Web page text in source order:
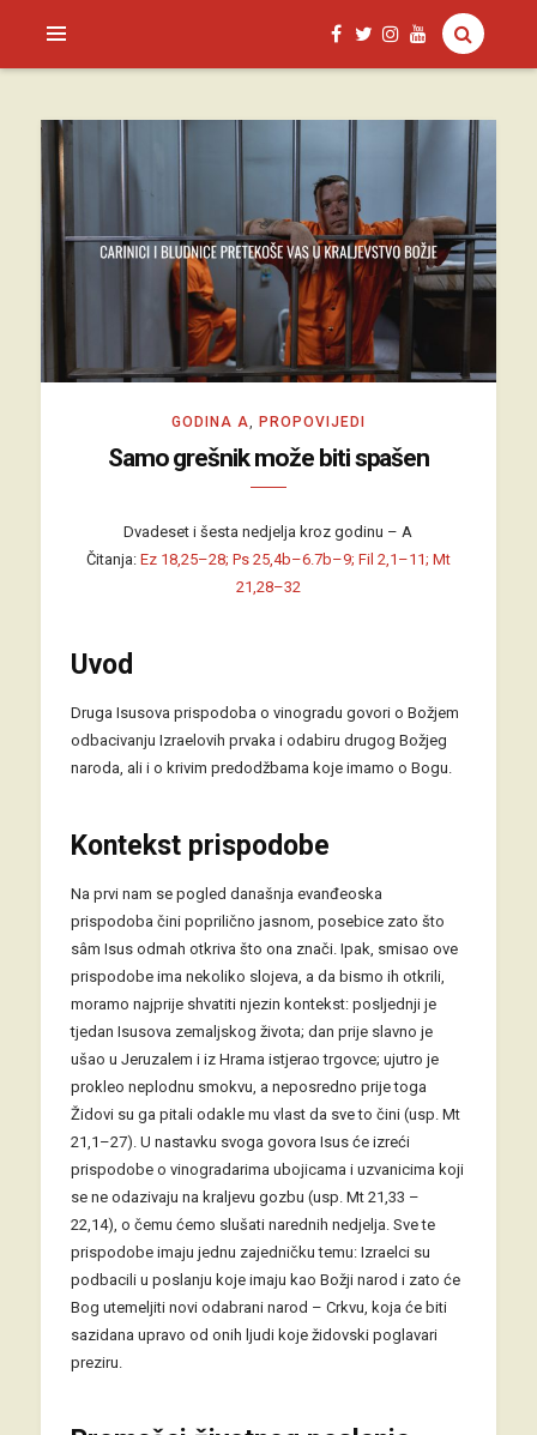
SAGUD.XYZ
GODINA A PROPOVIJEDI
Samo grešnik može biti spašen
Dvadeset i šesta nedjelja kroz godinu – A
Čitanja: Ez 18,25–28; Ps 25,4b–6.7b–9; Fil 2,1–11; Mt
21,28–32
Uvod
Druga Isusova prispodoba o vinogradu govori o Božjem
odbacivanju Izraelovih prvaka i odabiru drugog Božjeg
naroda, ali i o krivim predodžbama koje imamo o Bogu.
Kontekst prispodobe
Na prvi nam se pogled današnja evanđeoska
prispodoba čini poprilično jasnom, posebice zato što
sâm Isus odmah otkriva što ona znači. Ipak, smisao ove
prispodobe ima nekoliko slojeva, a da bismo ih otkrili,
moramo najprije shvatiti njezin kontekst: posljednji je
tjedan Isusova zemaljskog života; dan prije slavno je
ušao u Jeruzalem i iz Hrama istjerao trgovce; ujutro je
prokleo neplodnu smokvu, a neposredno prije toga
Židovi su ga pitali odakle mu vlast da sve to čini (usp. Mt
21,1–27). U nastavku svoga govora Isus će izreći
prispodobe o vinogradarima ubojicama i uzvanicima koji
se ne odazivaju na kraljevu gozbu (usp. Mt 21,33 –
22,14), o čemu ćemo slušati narednih nedjelja. Sve te
prispodobe imaju jednu zajedničku temu: Izraelci su
podbacili u poslanju koje imaju kao Božji narod i zato će
Bog utemeljiti novi odabrani narod – Crkvu, koja će biti
sazidana upravo od onih ljudi koje židovski poglavari
preziru.